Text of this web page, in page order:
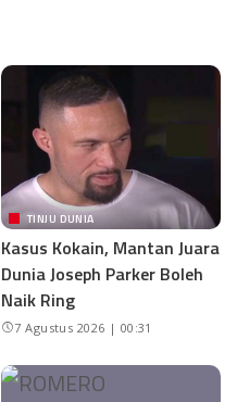
TINJU DUNIA
Kasus Kokain, Mantan Juara
Dunia Joseph Parker Boleh
Naik Ring
7 Agustus 2026 | 00:31